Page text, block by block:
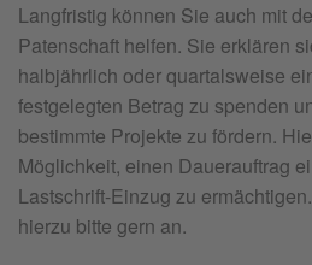
Unterstützen
Kontakt
Langfristig können Sie auch mit
Patenschaft helfen. Sie erklären
halbjährlich oder quartalsweise
festgelegten Betrag zu spenden
bestimmte Projekte zu fördern.
Möglichkeit, einen Dauerauftrag
Lastschrift-Einzug zu
hierzu bitte gern an.